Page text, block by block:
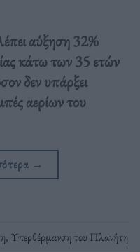
αύξηση 32%
κάτω των 35 ετών
δεν υπάρξει
αερίων του
→
, Υπερθέρμανση του Πλανήτη